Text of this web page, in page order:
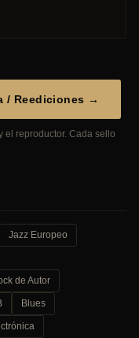
/ Reediciones →
el reproductor. Cada sello
Jazz Europeo
de Autor
Blues